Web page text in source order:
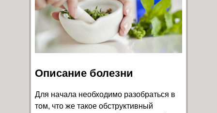
Описание болезни
Для начала необходимо разобраться в
том, что же такое обструктивный